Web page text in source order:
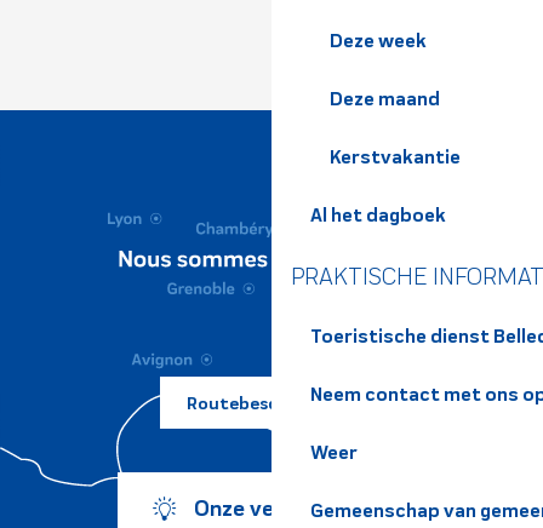
Deze week
Deze maand
Kerstvakantie
Al het dagboek
PRAKTISCHE
Toeristische dienst
Neem contact met ons
Weer
Gemeenschap van
Routebeschrijving ?
Onze verplichtingen